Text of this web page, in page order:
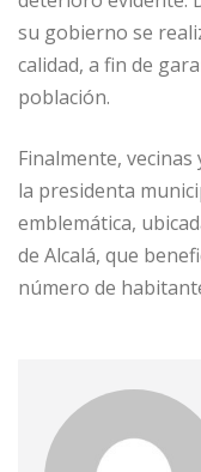
su gobierno se
calidad, a fin de
población.
Finalmente,
la presidenta
emblemática,
de Alcalá, que
número de